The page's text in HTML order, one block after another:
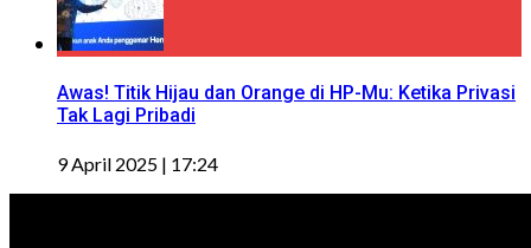
Awas! Titik Hijau dan Orange di HP-Mu: Ketika Privasi
Tak Lagi Pribadi
9 April 2025 | 17:24